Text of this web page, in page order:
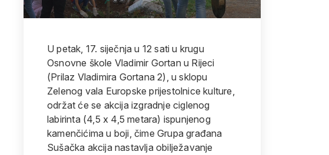
U petak, 17. siječnja u 12 sati u krugu
Osnovne škole Vladimir Gortan u Rijeci
(Prilaz Vladimira Gortana 2), u sklopu
Zelenog vala Europske prijestolnice kulture,
održat će se akcija izgradnje ciglenog
labirinta (4,5 x 4,5 metara) ispunjenog
kamenčićima u boji, čime Grupa građana
Sušačka akcija nastavlja obilježavanje